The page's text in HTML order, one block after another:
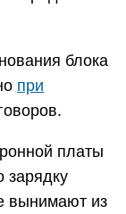
блока
при
платы
зарядку
вынимают из